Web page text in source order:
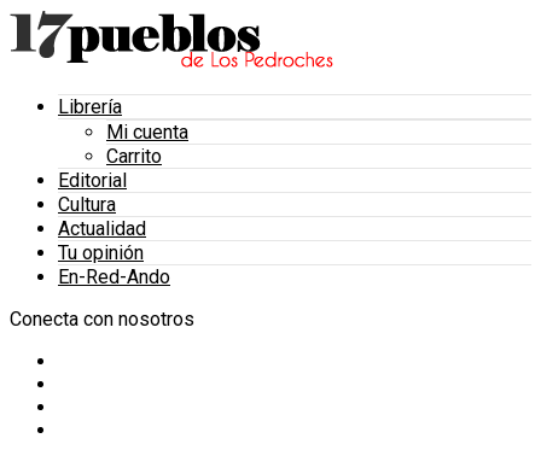
Librería
Mi cuenta
Carrito
Editorial
Cultura
Actualidad
Tu opinión
En-Red-Ando
Conecta con nosotros